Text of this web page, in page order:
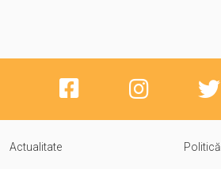
Actualitate Politică